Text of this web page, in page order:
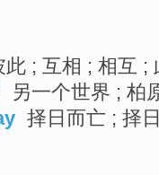
此 ; 互相 ; 相互 ;
另一个世界 ; 柏
择日而亡 ; 择